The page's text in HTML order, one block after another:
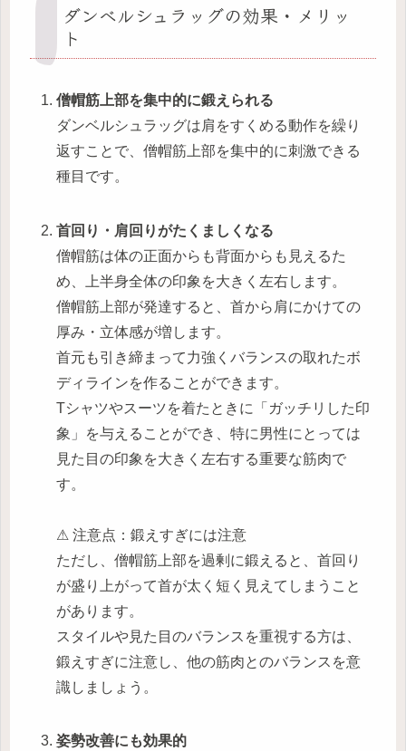
ダンベルシュラッグの効果・メリッ
ト
僧帽筋上部を集中的に鍛えられる
ダンベルシュラッグは肩をすくめる動作を繰り
返すことで、僧帽筋上部を集中的に刺激できる
種目です。
首回り・肩回りがたくましくなる
僧帽筋は体の正面からも背面からも見えるた
め、上半身全体の印象を大きく左右します。
僧帽筋上部が発達すると、首から肩にかけての
厚み・立体感が増します。
首元も引き締まって力強くバランスの取れたボ
ディラインを作ることができます。
Tシャツやスーツを着たときに「ガッチリした印
象」を与えることができ、特に男性にとっては
見た目の印象を大きく左右する重要な筋肉で
す。
⚠ 注意点：鍛えすぎには注意
ただし、僧帽筋上部を過剰に鍛えると、首回り
が盛り上がって首が太く短く見えてしまうこと
があります。
スタイルや見た目のバランスを重視する方は、
鍛えすぎに注意し、他の筋肉とのバランスを意
識しましょう。
姿勢改善にも効果的